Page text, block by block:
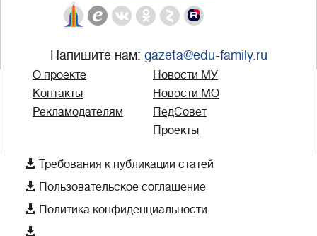
Напишите нам: gazeta@edu-family.ru
О проекте
Контакты
Рекламодателям
Новости МУ
Новости МО
ПедСовет
Проекты
 Требования к публикации статей
 Пользовательское соглашение
 Политика конфиденциальности
